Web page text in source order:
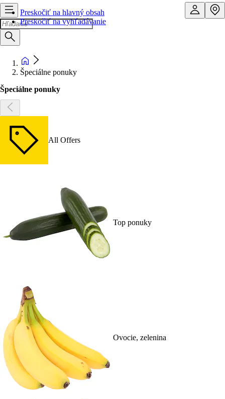
Preskočiť na hlavný obsah
Preskočiť na vyhľadávanie
Špeciálne ponuky
Špeciálne ponuky
All Offers
Top ponuky
Ovocie, zelenina